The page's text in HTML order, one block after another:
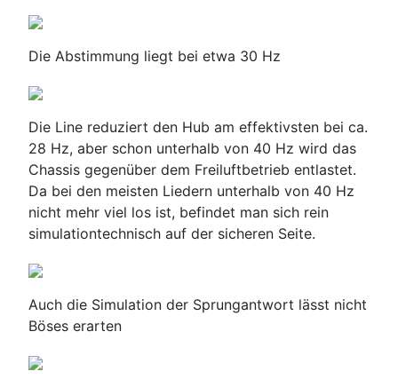
Die Abstimmung liegt bei etwa 30 Hz
Die Line reduziert den Hub am effektivsten bei ca.
28 Hz, aber schon unterhalb von 40 Hz wird das
Chassis gegenüber dem Freiluftbetrieb entlastet.
Da bei den meisten Liedern unterhalb von 40 Hz
nicht mehr viel los ist, befindet man sich rein
simulationtechnisch auf der sicheren Seite.
Auch die Simulation der Sprungantwort lässt nicht
Böses erarten